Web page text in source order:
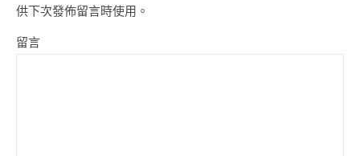
供下次發佈留言時使用。
留言